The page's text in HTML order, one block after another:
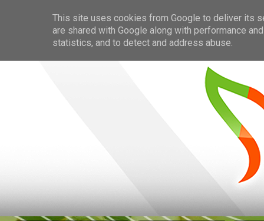
This site uses cookies from Google to deliver its
are shared with Google along with performance
statistics, and to detect and address abuse.